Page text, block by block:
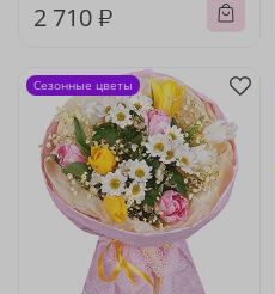
2 710 ₽
Сезонные цветы